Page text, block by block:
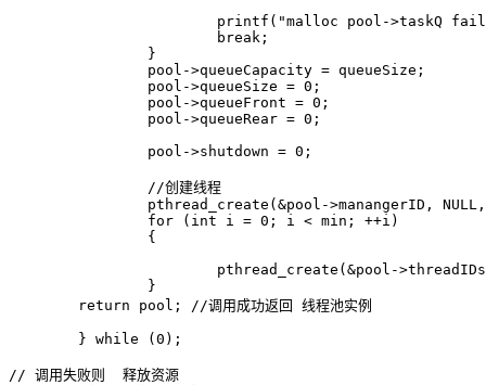
        return pool; //调用成功返回 线程池实例
// 调用失败则  释放资源